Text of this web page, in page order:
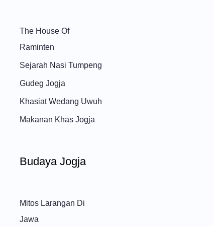
The House Of
Raminten
Sejarah Nasi Tumpeng
Gudeg Jogja
Khasiat Wedang Uwuh
Makanan Khas Jogja
Budaya Jogja
Mitos Larangan Di
Jawa